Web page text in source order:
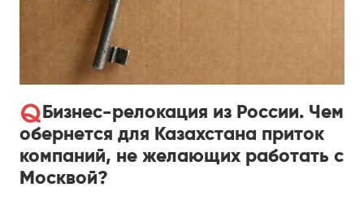
Бизнес-релокация из России. Чем
обернется для Казахстана приток
компаний, не желающих работать с
Москвой?